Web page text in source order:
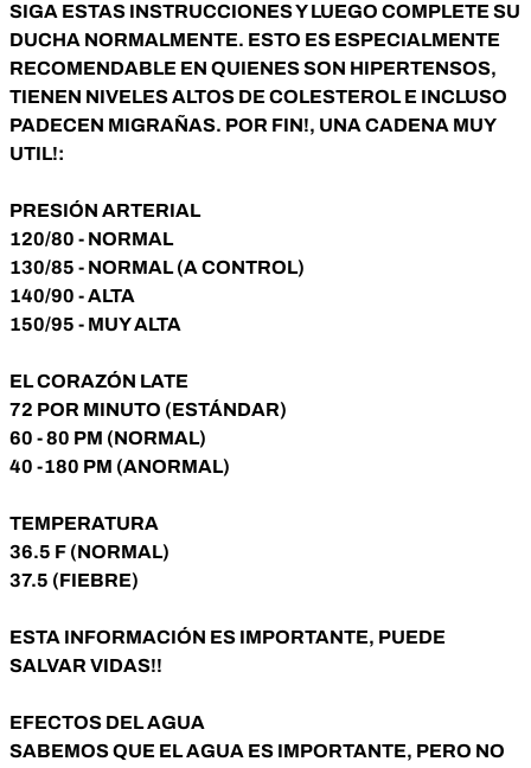
SIGA ESTAS INSTRUCCIONES Y LUEGO COMPLETE SU
DUCHA NORMALMENTE. ESTO ES ESPECIALMENTE
RECOMENDABLE EN QUIENES SON HIPERTENSOS,
TIENEN NIVELES ALTOS DE COLESTEROL E INCLUSO
PADECEN MIGRAÑAS. POR FIN!, UNA CADENA MUY
UTIL!:
PRESIÓN ARTERIAL
120/80 - NORMAL
130/85 - NORMAL (A CONTROL)
140/90 - ALTA
150/95 - MUY ALTA
EL CORAZÓN LATE
72 POR MINUTO (ESTÁNDAR)
60 - 80 PM (NORMAL)
40 -180 PM (ANORMAL)
TEMPERATURA
36.5 F (NORMAL)
37.5 (FIEBRE)
ESTA INFORMACIÓN ES IMPORTANTE, PUEDE
SALVAR VIDAS!!
EFECTOS DEL AGUA
SABEMOS QUE EL AGUA ES IMPORTANTE, PERO NO